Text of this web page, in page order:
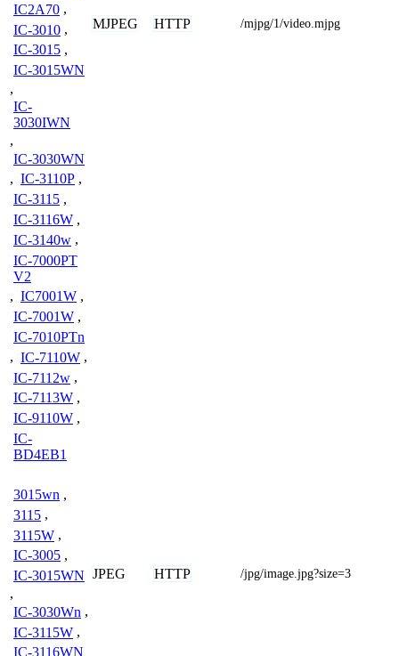
IC2A70 ,
IC-3010 ,
IC-3015 ,
IC-3015WN
,
IC-
3030IWN
,
IC-3030WN
, IC-3110P ,
IC-3115 ,
IC-3116W ,
IC-3140w ,
IC-7000PT
V2
, IC7001W ,
IC-7001W ,
IC-7010PTn
, IC-7110W ,
IC-7112w ,
IC-7113W ,
IC-9110W ,
IC-
BD4EB1
MJPEG HTTP /mjpg/1/video.mjpg
3015wn ,
3115 ,
3115W ,
IC-3005 ,
IC-3015WN
,
IC-3030Wn ,
IC-3115W ,
IC-3116WN
JPEG HTTP /jpg/image.jpg?size=3